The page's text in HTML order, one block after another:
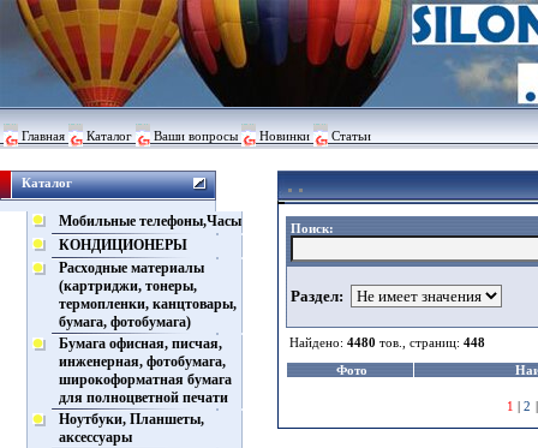
Главная Каталог Ваши вопросы Новинки Статьи
Каталог
Мобильные телефоны,Часы
КОНДИЦИОНЕРЫ
Расходные материалы
(картриджи, тонеры,
термопленки, канцтовары,
бумага, фотобумага)
Бумага офисная, писчая,
инженерная, фотобумага,
широкоформатная бумага
для полноцветной печати
Ноутбуки, Планшеты,
аксессуары
Поиск:
Раздел:
Найдено: 4480 тов., страниц: 448
Фото
1 | 2